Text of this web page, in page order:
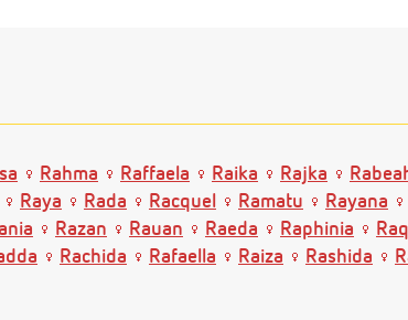
Rahma Raffaela Raika Rajka
Raya Rada Racquel Ramatu Rayana
Razan Rauan Raeda Raphinia
Rachida Rafaella Raiza Rashida